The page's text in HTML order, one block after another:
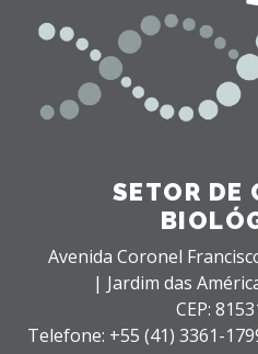
SETOR DE
Avenida Coronel
| Jardim das
CEP:
Telefone: +55 (41) 3361-